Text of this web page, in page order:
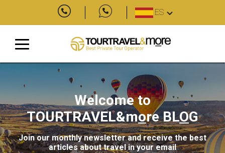
ES
Welcome to
TOURTRAVEL&moreBLOG
Join our monthly newsletter and receive the best
articles about travel in your email